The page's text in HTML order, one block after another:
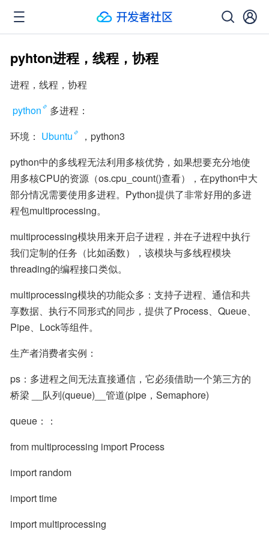
pyhton进程，线程，协程
进程，线程，协程
python
多进程：
环境： Ubuntu
，python3
python中的多线程无法利用多核优势，如果想要充分地使
用多核CPU的资源（os.cpu_count()查看），在python中大
部分情况需要使用多进程。Python提供了非常好用的多进
程包multiprocessing。
multiprocessing模块用来开启子进程，并在子进程中执行
我们定制的任务（比如函数），该模块与多线程模块
threading的编程接口类似。
multiprocessing模块的功能众多：支持子进程、通信和共
享数据、执行不同形式的同步，提供了Process、Queue、
Pipe、Lock等组件。
生产者消费者实例：
ps：多进程之间无法直接通信，它必须借助一个第三方的
桥梁 __队列(queue)__管道(pipe，Semaphore)
queue：：
from multiprocessing import Process
import random
import time
import multiprocessing